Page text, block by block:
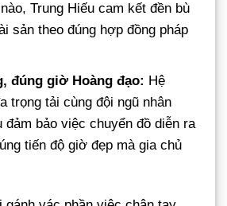
Trung Hiếu cam kết đền bù
sản theo đúng hợp đồng pháp
đúng giờ Hoàng đạo: Hệ
trọng tải cùng đội ngũ nhân
đảm bảo việc chuyển đồ diễn ra
tiến độ giờ đẹp mà gia chủ